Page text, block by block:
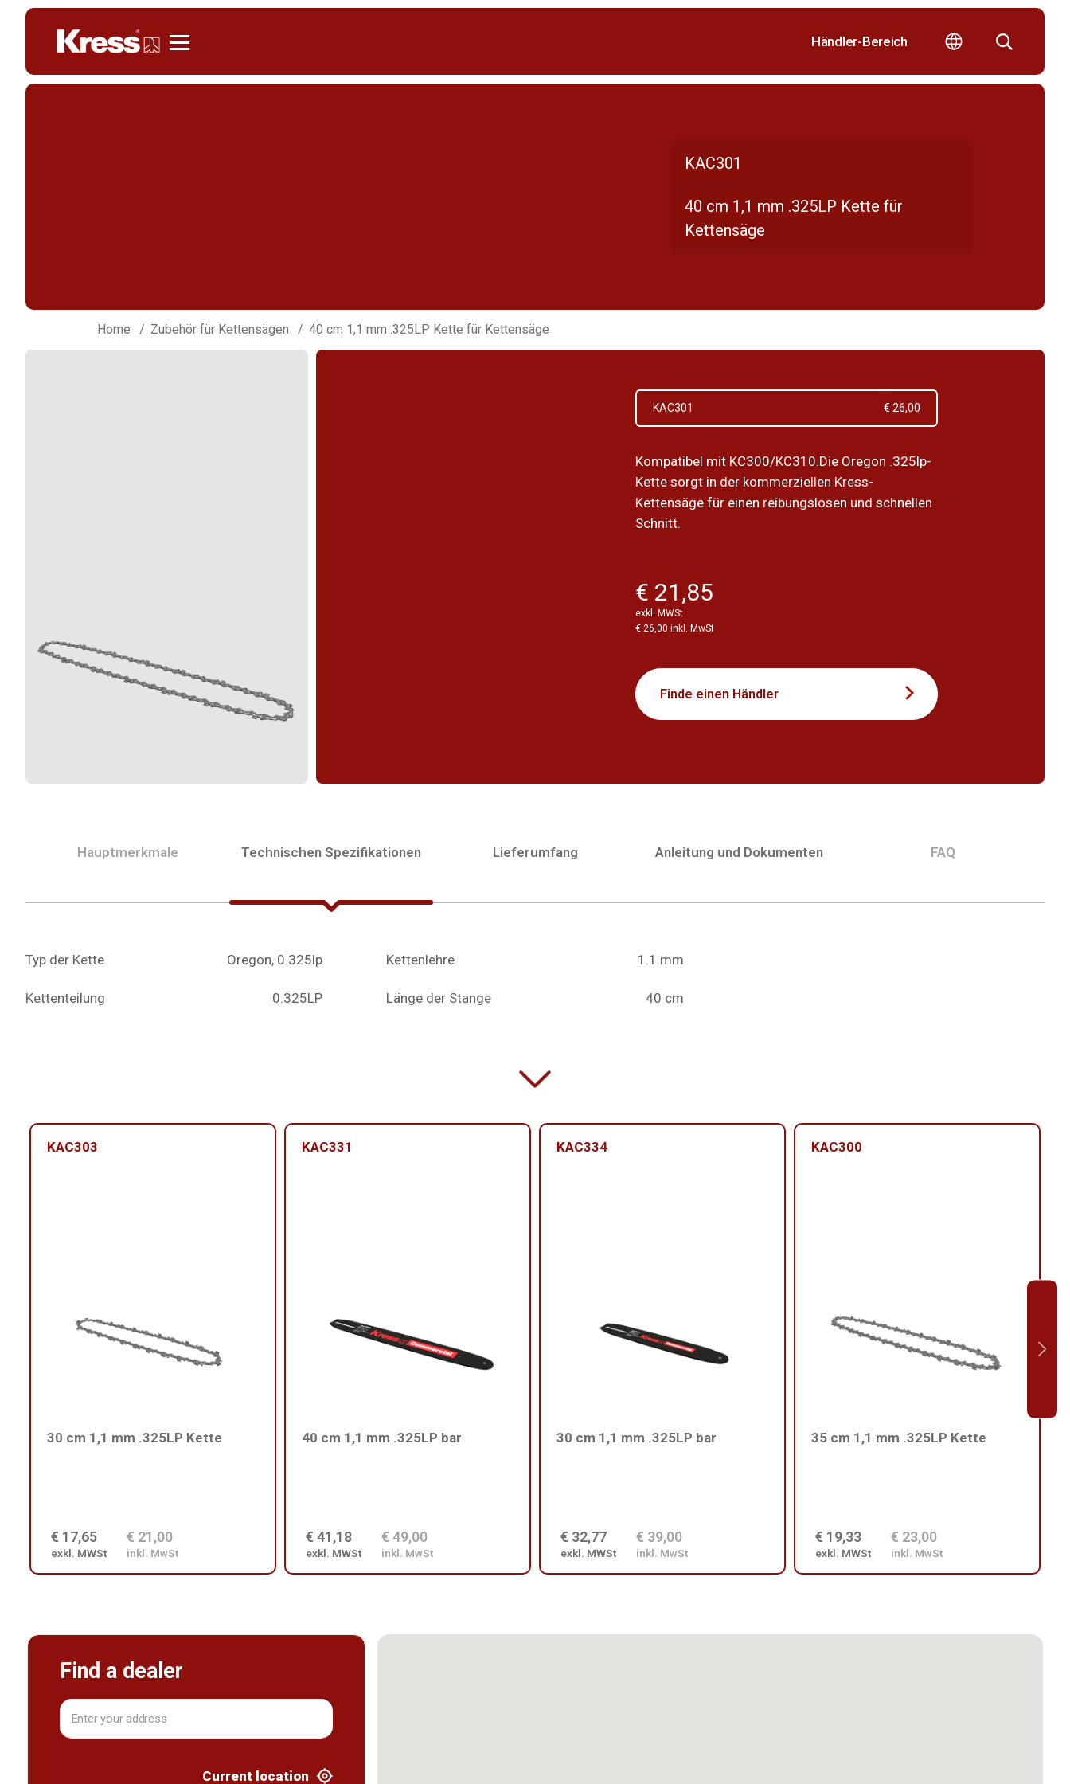
Händler-Bereich
KAC301
40 cm 1,1 mm .325LP Kette für
Kettensäge
Home Zubehör für Kettensägen 40 cm 1,1 mm .325LP Kette für Kettensäge
KAC301 € 26,00
Kompatibel mit KC300/KC310.Die Oregon .325lp-
Kette sorgt in der kommerziellen Kress-
Kettensäge für einen reibungslosen und schnellen
Schnitt.
€ 21,85
exkl. MWSt
€ 26,00 inkl. MwSt
Finde einen Händler
Hauptmerkmale Technischen Spezifikationen Lieferumfang Anleitung und Dokumenten FAQ
Typ der Kette Oregon, 0.325lp
Kettenteilung 0.325LP
Kettenlehre 1.1 mm
Länge der Stange 40 cm
KAC303
30 cm 1,1 mm .325LP Kette
€ 17,65
exkl. MWSt
€ 21,00
inkl. MwSt
KAC331
40 cm 1,1 mm .325LP bar
€ 41,18
exkl. MWSt
€ 49,00
inkl. MwSt
KAC334
30 cm 1,1 mm .325LP bar
€ 32,77
exkl. MWSt
€ 39,00
inkl. MwSt
KAC300
35 cm 1,1 mm .325LP Kette
€ 19,33
exkl. MWSt
€ 23,00
inkl. MwSt
Find a dealer
Current location